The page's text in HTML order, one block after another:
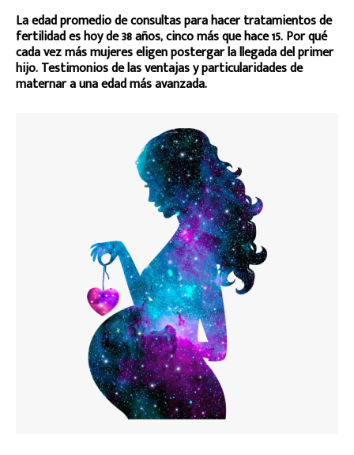
La edad promedio de consultas para hacer tratamientos de
fertilidad es hoy de 38 años, cinco más que hace 15. Por qué
cada vez más mujeres eligen postergar la llegada del primer
hijo. Testimonios de las ventajas y particularidades de
maternar a una edad más avanzada.